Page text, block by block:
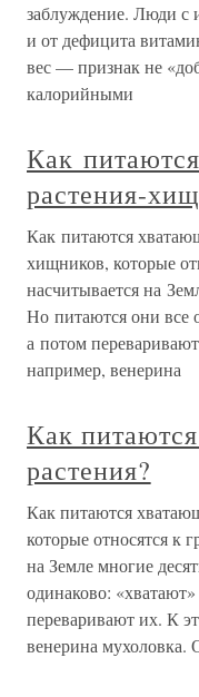
заблуждение. Люди с
и от дефицита
вес — признак не
калорийными
Как
растения-
Как питаются
хищников, которые
насчитывается на
Но питаются они все
а потом
например, венерина
Как
растения?
Как питаются
которые относятся к
на Земле многие
одинаково:
переваривают их. К
венерина мухоловка.